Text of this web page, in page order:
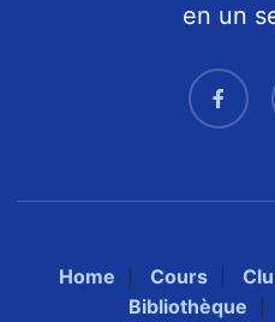
en un
Home Cours
Bibliothèque